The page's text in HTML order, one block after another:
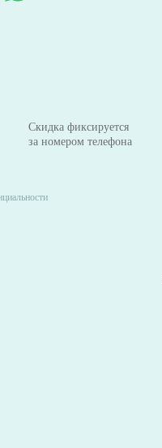
Скидка фиксируется
за номером телефона